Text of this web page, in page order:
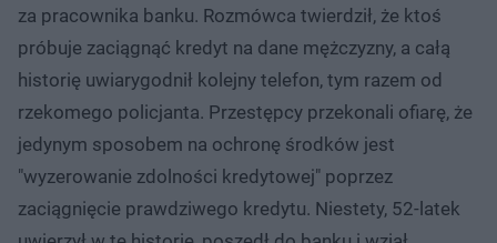
za pracownika banku. Rozmówca twierdził, że ktoś
próbuje zaciągnąć kredyt na dane mężczyzny, a całą
historię uwiarygodnił kolejny telefon, tym razem od
rzekomego policjanta. Przestępcy przekonali ofiarę, że
jedynym sposobem na ochronę środków jest
"wyzerowanie zdolności kredytowej" poprzez
zaciągnięcie prawdziwego kredytu. Niestety, 52-latek